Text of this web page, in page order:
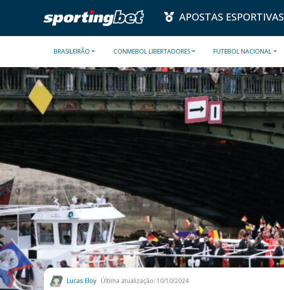
APOSTAS ESPORTIVAS
BRASILEIRÃO CONMEBOL LIBERTADORES FUTEBOL NACIONAL
Lucas Eloy Última atualização: 10/10/2024